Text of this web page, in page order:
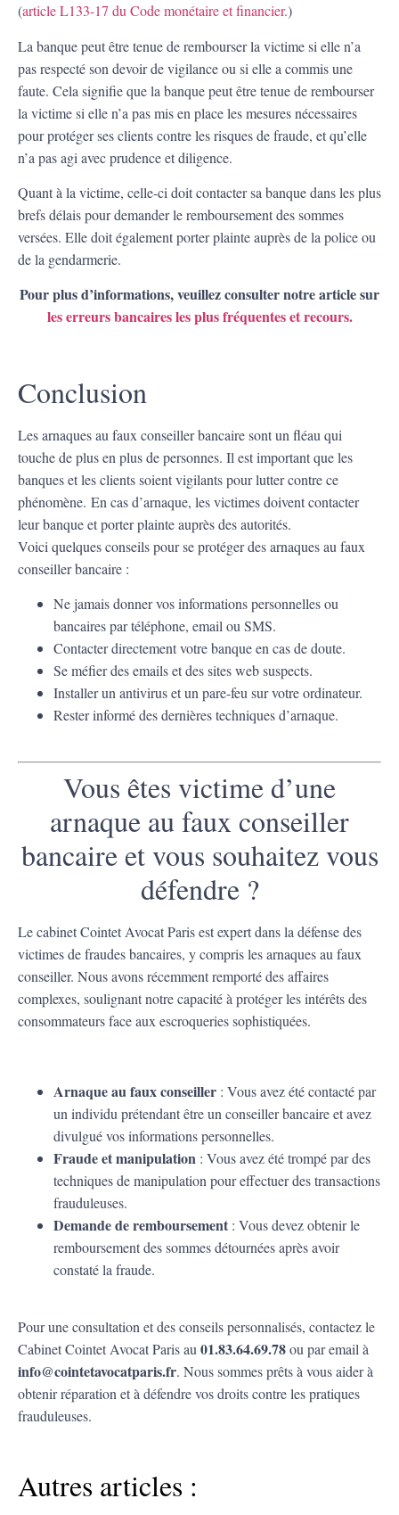
(article L133-17 du Code monétaire et financier.)
La banque peut être tenue de rembourser la victime si elle n’a
pas respecté son devoir de vigilance ou si elle a commis une
faute. Cela signifie que la banque peut être tenue de rembourser
la victime si elle n’a pas mis en place les mesures nécessaires
pour protéger ses clients contre les risques de fraude, et qu’elle
n’a pas agi avec prudence et diligence.
Quant à la victime, celle-ci doit contacter sa banque dans les plus
brefs délais pour demander le remboursement des sommes
versées. Elle doit également porter plainte auprès de la police ou
de la gendarmerie.
Pour plus d’informations, veuillez consulter notre article sur
les erreurs bancaires les plus fréquentes et recours.
Conclusion
Les arnaques au faux conseiller bancaire sont un fléau qui
touche de plus en plus de personnes. Il est important que les
banques et les clients soient vigilants pour lutter contre ce
phénomène. En cas d’arnaque, les victimes doivent contacter
leur banque et porter plainte auprès des autorités.
Voici quelques conseils pour se protéger des arnaques au faux
conseiller bancaire :
Ne jamais donner vos informations personnelles ou
bancaires par téléphone, email ou SMS.
Contacter directement votre banque en cas de doute.
Se méfier des emails et des sites web suspects.
Installer un antivirus et un pare-feu sur votre ordinateur.
Rester informé des dernières techniques d’arnaque.
Vous êtes victime d’une
arnaque au faux conseiller
bancaire et vous souhaitez vous
défendre ?
Le cabinet Cointet Avocat Paris est expert dans la défense des
victimes de fraudes bancaires, y compris les arnaques au faux
conseiller. Nous avons récemment remporté des affaires
complexes, soulignant notre capacité à protéger les intérêts des
consommateurs face aux escroqueries sophistiquées.
Arnaque au faux conseiller : Vous avez été contacté par
un individu prétendant être un conseiller bancaire et avez
divulgué vos informations personnelles.
Fraude et manipulation : Vous avez été trompé par des
techniques de manipulation pour effectuer des transactions
frauduleuses.
Demande de remboursement : Vous devez obtenir le
remboursement des sommes détournées après avoir
constaté la fraude.
Pour une consultation et des conseils personnalisés, contactez le
Cabinet Cointet Avocat Paris au 01.83.64.69.78ou par email à
info@cointetavocatparis.fr. Nous sommes prêts à vous aider à
obtenir réparation et à défendre vos droits contre les pratiques
frauduleuses.
Autres articles :